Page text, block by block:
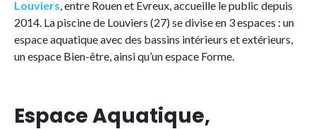
Louviers, entre Rouen et Evreux, accueille le public depuis
2014. La piscine de Louviers (27) se divise en 3 espaces : un
espace aquatique avec des bassins intérieurs et extérieurs,
un espace Bien-être, ainsi qu’un espace Forme.
Espace Aquatique,